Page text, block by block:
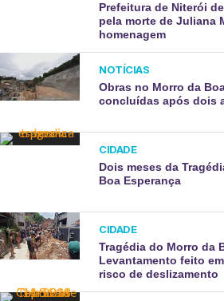
Prefeitura de Niterói
pela morte de Juliana
homenagem
NOTÍCIAS
Obras no Morro da
concluídas após dois
CIDADE
Dois meses da
Boa Esperança ​
CIDADE
Tragédia do Morro da
Levantamento feito
risco de deslizamento